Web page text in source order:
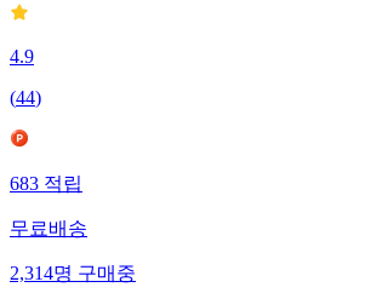
4.9
(44)
683적립
무료배송
2,314명구매중